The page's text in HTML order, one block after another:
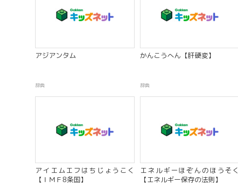
アジアンタム
辞典
かんこうへん【肝硬変】
辞典
アイエムエフはちじょうこく
【ＩＭＦ8条国】
エネルギーほぞんのほうそく
【エネルギー保存の法則】